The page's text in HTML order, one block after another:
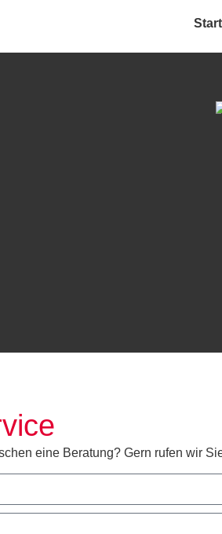
Start
eine Beratung? Gern rufen wir